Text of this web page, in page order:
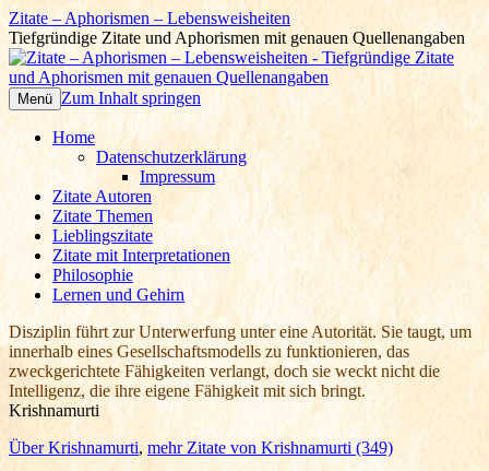
Zitate – Aphorismen – Lebensweisheiten
Tiefgründige Zitate und Aphorismen mit genauen Quellenangaben
Menü Zum Inhalt springen
Home
Datenschutzerklärung
Impressum
Zitate Autoren
Zitate Themen
Lieblingszitate
Zitate mit Interpretationen
Philosophie
Lernen und Gehirn
Disziplin führt zur Unterwerfung unter eine Autorität. Sie taugt, um
innerhalb eines Gesellschaftsmodells zu funktionieren, das
zweckgerichtete Fähigkeiten verlangt, doch sie weckt nicht die
Intelligenz, die ihre eigene Fähigkeit mit sich bringt.
Krishnamurti
Über Krishnamurti, mehr Zitate von Krishnamurti (349)